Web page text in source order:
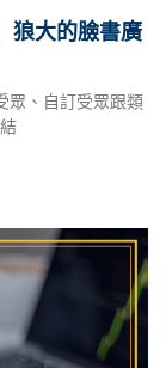
狼大的臉書廣
眾、自訂受眾跟類